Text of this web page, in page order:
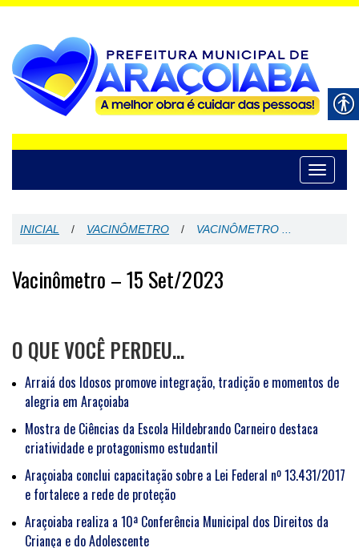
Toggle
INICIAL / VACINÔMETRO / VACINÔMETRO ...
Vacinômetro – 15 Set/2023
O QUE VOCÊ PERDEU…
Arraiá dos Idosos promove integração, tradição e momentos de
alegria em Araçoiaba
Mostra de Ciências da Escola Hildebrando Carneiro destaca
criatividade e protagonismo estudantil
Araçoiaba conclui capacitação sobre a Lei Federal nº 13.431/2017
e fortalece a rede de proteção
Araçoiaba realiza a 10ª Conferência Municipal dos Direitos da
Criança e do Adolescente